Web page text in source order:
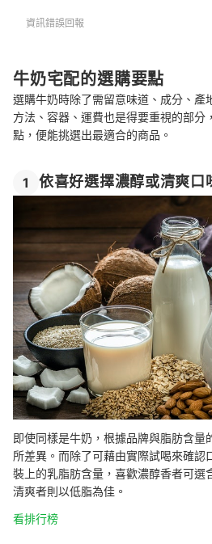
資訊錯誤回報
牛奶宅配的選購要點
選購牛奶時除了需留意味道、成分、產
方法、容器、運費也是得要重視的部分
點，便能挑選出最適合的商品。
1 依喜好選擇濃醇或清爽口
即使同樣是牛奶，根據品牌與脂肪含量
所差異。而除了可藉由實際試喝來確認
裝上的乳脂肪含量，喜歡濃醇香者可選
清爽者則以低脂為佳。
看排行榜